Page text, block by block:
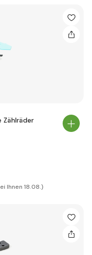
Zählräder
Ihnen 18.08.)